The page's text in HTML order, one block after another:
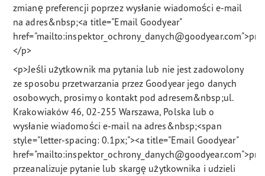
zmianę preferencji poprzez wysłanie wiadomości e-mail
na adres&nbsp;<a title="Email Goodyear"
</p>
<p>Jeśli użytkownik ma pytania lub nie jest zadowolony
ze sposobu przetwarzania przez Goodyear jego danych
osobowych, prosimy o kontakt pod adresem&nbsp;ul.
Krakowiaków 46, 02-255 Warszawa, Polska lub o
wysłanie wiadomości e-mail na adres&nbsp;<span
style="letter-spacing: 0.1px;"><a title="Email Goodyear"
przeanalizuje pytanie lub skargę użytkownika i udzieli